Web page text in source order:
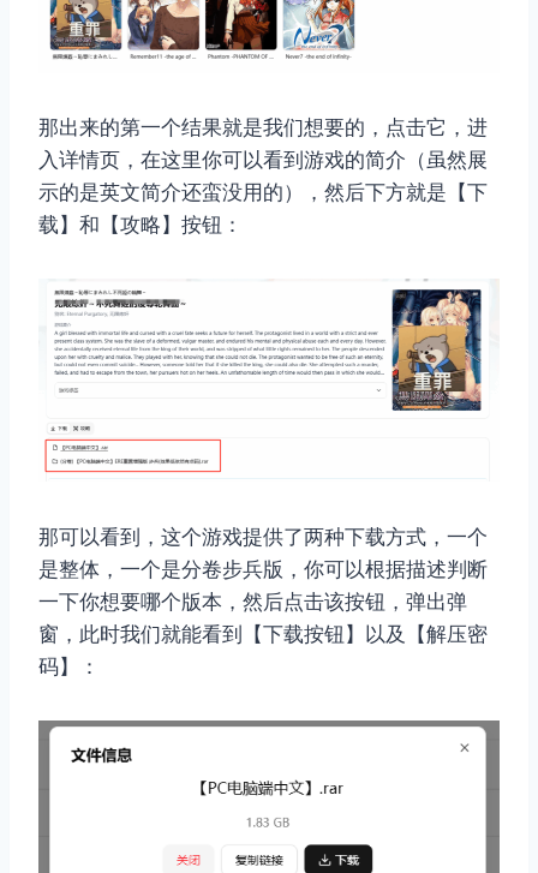
那出来的第一个结果就是我们想要的，点击它，进
入详情页，在这里你可以看到游戏的简介（虽然展
示的是英文简介还蛮没用的），然后下方就是【下
载】和【攻略】按钮：
那可以看到，这个游戏提供了两种下载方式，一个
是整体，一个是分卷步兵版，你可以根据描述判断
一下你想要哪个版本，然后点击该按钮，弹出弹
窗，此时我们就能看到【下载按钮】以及【解压密
码】：